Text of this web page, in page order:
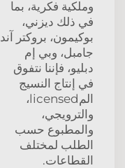
وملكية فكرية، بما
في ذلك ديزني،
بوكيمون، بروكتر آند
جامبل، وبي إم
دبليو، فإننا نتفوق
في إنتاج النسيج
المlicensed،
والترويجي،
والمطبوع حسب
الطلب لمختلف
القطاعات.